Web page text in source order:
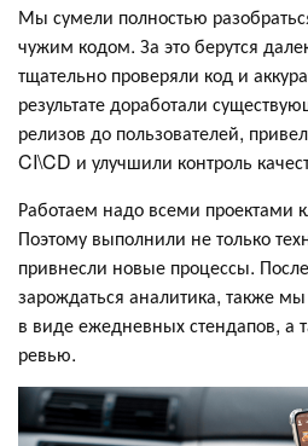
Мы сумели полностью
чужим кодом. За это берутся
тщательно проверяли код и
результате доработали
релизов до пользователей,
CI\CD и улучшили контроль
Работаем надо всеми проектами
Поэтому выполнили не только
привнесли новые процессы.
зарождаться аналитика, также
в виде ежедневных стендапов, а
ревью.